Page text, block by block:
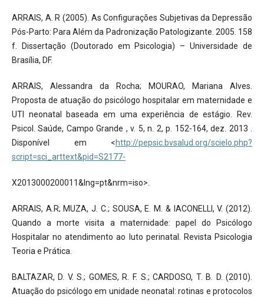
ARRAIS, A. R (2005). As Configurações Subjetivas da Depressão
Pós-Parto: Para Além da Padronização Patologizante. 2005. 158
f. Dissertação (Doutorado em Psicologia) – Universidade de
Brasília, DF.
ARRAIS, Alessandra da Rocha; MOURAO, Mariana Alves.
Proposta de atuação do psicólogo hospitalar em maternidade e
UTI neonatal baseada em uma experiência de estágio. Rev.
Psicol. Saúde, Campo Grande , v. 5, n. 2, p. 152-164, dez. 2013 .
Disponível em <http://pepsic.bvsalud.org/scielo.php?
script=sci_arttext&pid=S2177-
X2013000200011&lng=pt&nrm=iso>.
ARRAIS, A.R; MUZA, J. C.; SOUSA, E. M. & IACONELLI, V. (2012).
Quando a morte visita a maternidade: papel do Psicólogo
Hospitalar no atendimento ao luto perinatal. Revista Psicologia
Teoria e Prática.
BALTAZAR, D. V. S.; GOMES, R. F. S.; CARDOSO, T. B. D. (2010).
Atuação do psicólogo em unidade neonatal: rotinas e protocolos